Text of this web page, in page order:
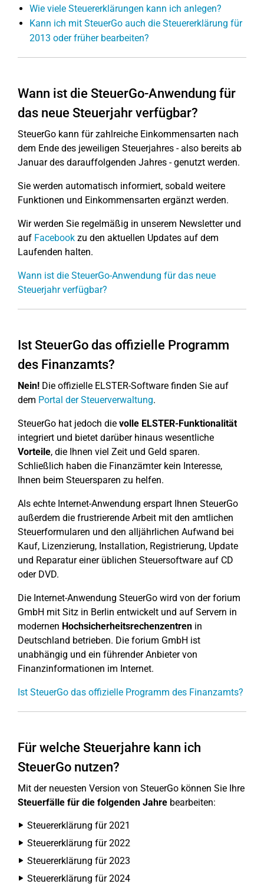
Wie viele Steuererklärungen kann ich anlegen?
Kann ich mit SteuerGo auch die Steuererklärung für
2013 oder früher bearbeiten?
Wann ist die SteuerGo-Anwendung für
das neue Steuerjahr verfügbar?
SteuerGo kann für zahlreiche Einkommensarten nach
dem Ende des jeweiligen Steuerjahres - also bereits ab
Januar des darauffolgenden Jahres - genutzt werden.
Sie werden automatisch informiert, sobald weitere
Funktionen und Einkommensarten ergänzt werden.
Wir werden Sie regelmäßig in unserem Newsletter und
auf Facebook zu den aktuellen Updates auf dem
Laufenden halten.
Wann ist die SteuerGo-Anwendung für das neue
Steuerjahr verfügbar?
Ist SteuerGo das offizielle Programm
des Finanzamts?
Nein! Die offizielle ELSTER-Software finden Sie auf
dem Portal der Steuerverwaltung.
SteuerGo hat jedoch die volle ELSTER-Funktionalität
integriert und bietet darüber hinaus wesentliche
Vorteile, die Ihnen viel Zeit und Geld sparen.
Schließlich haben die Finanzämter kein Interesse,
Ihnen beim Steuersparen zu helfen.
Als echte Internet-Anwendung erspart Ihnen SteuerGo
außerdem die frustrierende Arbeit mit den amtlichen
Steuerformularen und den alljährlichen Aufwand bei
Kauf, Lizenzierung, Installation, Registrierung, Update
und Reparatur einer üblichen Steuersoftware auf CD
oder DVD.
Die Internet-Anwendung SteuerGo wird von der forium
GmbH mit Sitz in Berlin entwickelt und auf Servern in
modernen Hochsicherheitsrechenzentren in
Deutschland betrieben. Die forium GmbH ist
unabhängig und ein führender Anbieter von
Finanzinformationen im Internet.
Ist SteuerGo das offizielle Programm des Finanzamts?
Für welche Steuerjahre kann ich
SteuerGo nutzen?
Mit der neuesten Version von SteuerGo können Sie Ihre
Steuerfälle für die folgenden Jahre bearbeiten:
Steuererklärung für 2021
Steuererklärung für 2022
Steuererklärung für 2023
Steuererklärung für 2024